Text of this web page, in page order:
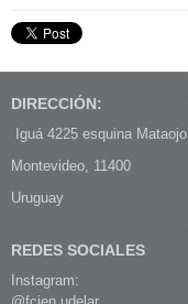
DIRECCIÓN:
Iguá 4225 esquina Mataojo
Montevideo, 11400
Uruguay
REDES SOCIALES
Instagram: